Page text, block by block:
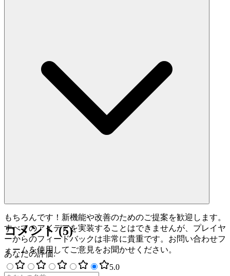
もちろんです！新機能や改善のためのご提案を歓迎します。
すべてのアイデアを実装することはできませんが、プレイヤ
ーからのフィードバックは非常に貴重です。お問い合わせフ
ォームを使用してご意見をお聞かせください。
コメント(5)
あなたの評価:
5.0